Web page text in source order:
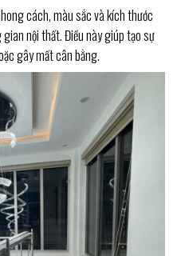
cách, màu sắc và kích thước
nội thất. Điều này giúp tạo sự
gây mất cân bằng.